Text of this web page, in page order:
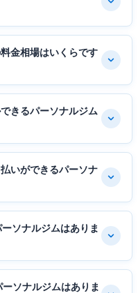
金相場はいくらです
きるパーソナルジム
いができるパーソナ
ソナルジムはありま
ソナルジムはありま